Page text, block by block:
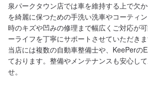
泉パークタウン店では車を維持する上で欠
を綺麗に保つための手洗い洗車やコーティ
時のキズや凹みの修理まで幅広くご対応が
ーライフを丁寧にサポートさせていただきま
当店には複数の自動車整備士や、KeePerの
ております。整備やメンテナンスも安心し
せ。